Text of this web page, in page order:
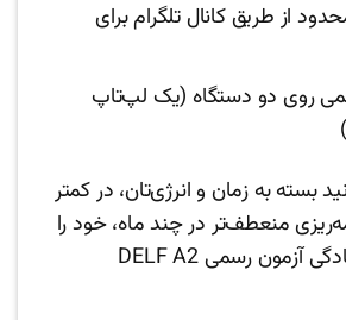
از طریق کانال تلگرام برای
روی دو دستگاه (یک لپ‌تاپ
بسته به زمان و انرژی‌تان، در کمتر
منعطف‌تر در چند ماه، خود را
به سطح A2 و آمادگی آزمون رسمی DELF A2